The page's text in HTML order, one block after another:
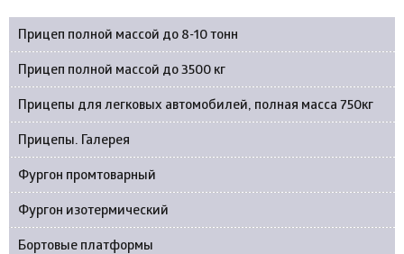
Прицеп полной массой до 8-10 тонн
Прицеп полной массой до 3500 кг
Прицепы для легковых автомобилей, полная масса 750кг
Прицепы. Галерея
Фургон промтоварный
Фургон изотермический
Бортовые платформы